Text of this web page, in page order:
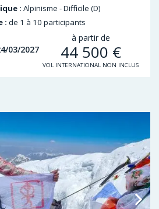
: Alpinisme - Difficile (D)
: de 1 à 10 participants
03/2027
à partir de
44 500 €
VOL INTERNATIONAL NON INCLUS